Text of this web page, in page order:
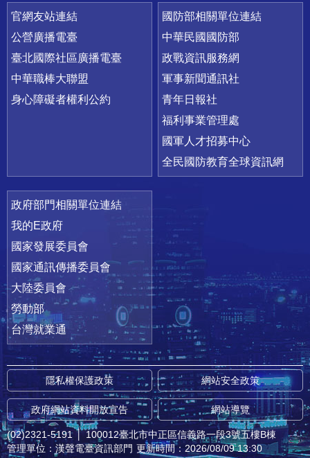
官網友站連結
公營廣播電臺
臺北國際社區廣播電臺
中華職棒大聯盟
身心障礙者權利公約
國防部相關單位連結
中華民國國防部
政戰資訊服務網
軍事新聞通訊社
青年日報社
福利事業管理處
國軍人才招募中心
全民國防教育全球資訊網
政府部門相關單位連結
我的E政府
國家發展委員會
國家通訊傳播委員會
大陸委員會
勞動部
台灣就業通
隱私權保護政策 網站安全政策
政府網站資料開放宣告 網站導覽
(02)2321-5191 │ 100012臺北市中正區信義路一段3號五樓B棟
管理單位：漢聲電臺資訊部門 更新時間：2026/08/09 13:30